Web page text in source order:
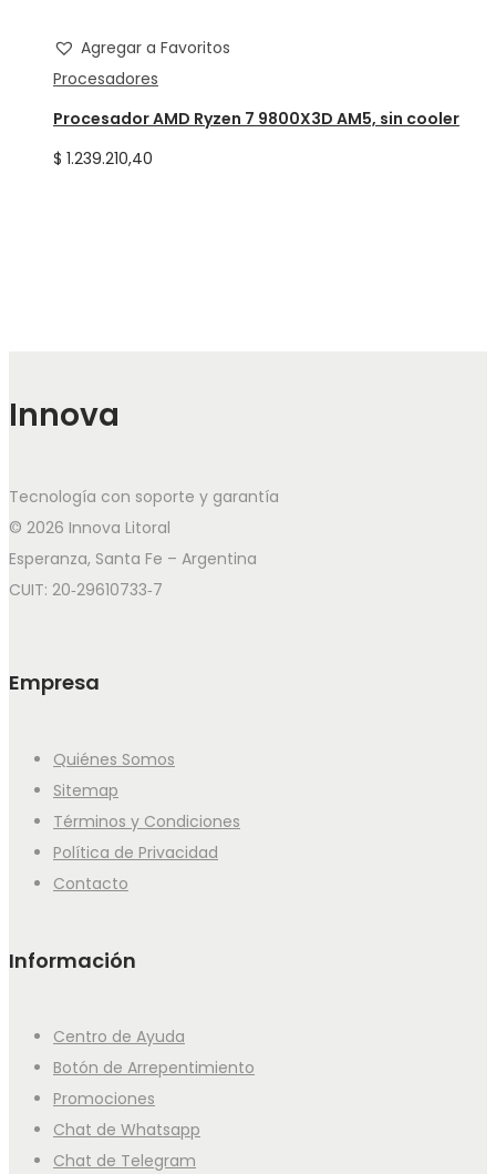
Agregar a Favoritos
Procesadores
Procesador AMD Ryzen 7 9800X3D AM5, sin cooler
$ 1.239.210,40
Innova
Tecnología con soporte y garantía
© 2026 Innova Litoral
Esperanza, Santa Fe – Argentina
CUIT: 20‑29610733‑7
Empresa
Quiénes Somos
Sitemap
Términos y Condiciones
Política de Privacidad
Contacto
Información
Centro de Ayuda
Botón de Arrepentimiento
Promociones
Chat de Whatsapp
Chat de Telegram